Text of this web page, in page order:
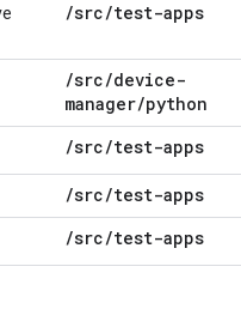
/src/test-apps
/src/device-
manager/python
/src/test-apps
/src/test-apps
/src/test-apps